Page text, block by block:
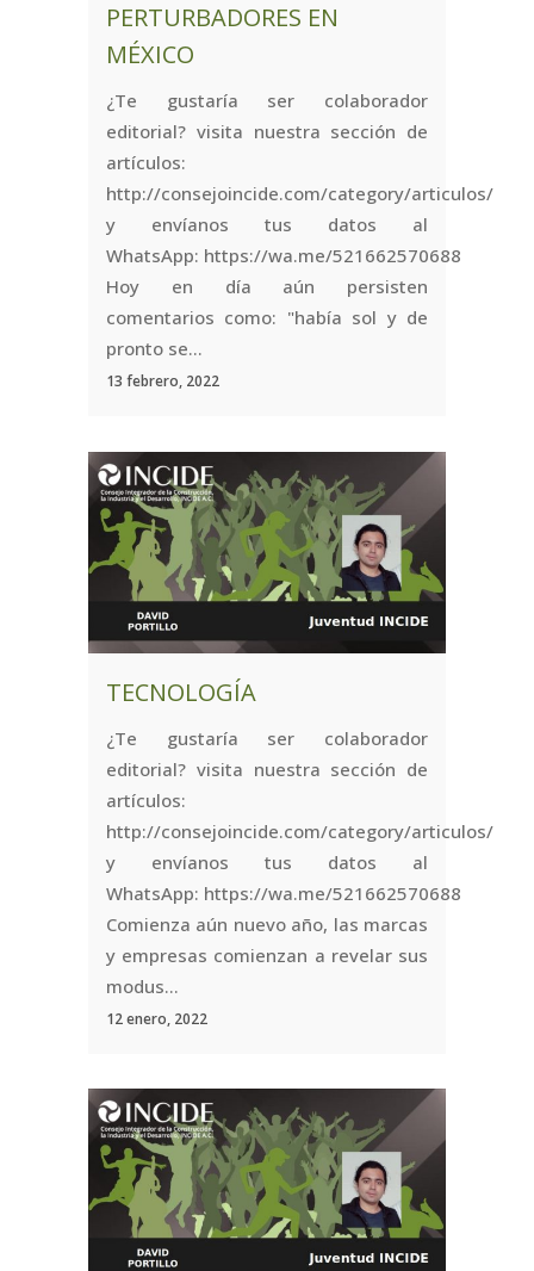
PERTURBADORES EN
MÉXICO
¿Te gustaría ser colaborador
editorial? visita nuestra sección de
artículos:
http://consejoincide.com/category/articulos/
y envíanos tus datos al
WhatsApp: https://wa.me/521662570688
Hoy en día aún persisten
comentarios como: "había sol y de
pronto se...
13 febrero, 2022
TECNOLOGÍA
¿Te gustaría ser colaborador
editorial? visita nuestra sección de
artículos:
http://consejoincide.com/category/articulos/
y envíanos tus datos al
WhatsApp: https://wa.me/521662570688
Comienza aún nuevo año, las marcas
y empresas comienzan a revelar sus
modus...
12 enero, 2022